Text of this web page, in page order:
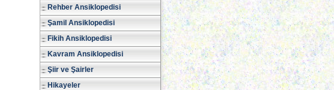
Rehber Ansiklopedisi
Şamil Ansiklopedisi
Fikih Ansiklopedisi
Kavram Ansiklopedisi
Şiir ve Şairler
Hikayeler